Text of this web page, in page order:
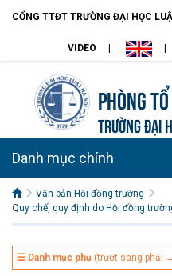
CỔNG TTĐT TRƯỜNG ĐẠI HỌC
VIDEO
Phòng
TRƯỜNG ĐẠI
Danh mục chính
Văn bản Hội đồng trường
Quy chế, quy định do Hội đồng
☰ Danh mục phụ (trượt sang phải